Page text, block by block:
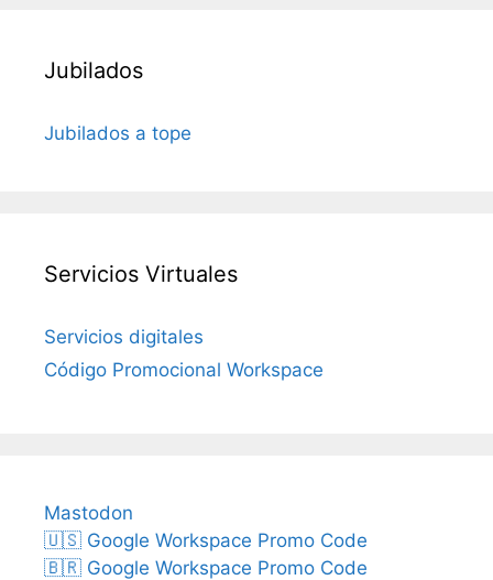
Jubilados
Jubilados a tope
Servicios Virtuales
Servicios digitales
Código Promocional Workspace
Mastodon
🇺🇸 Google Workspace Promo Code
🇧🇷 Google Workspace Promo Code